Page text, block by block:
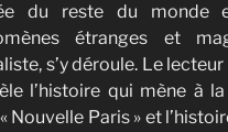
du reste du monde
étranges et
s’y déroule. Le
l’histoire qui mène à
Nouvelle Paris » et